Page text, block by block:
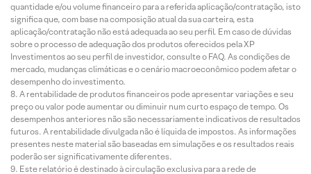
quantidade e/ou volume financeiro para a referida aplicação/contratação, isto
significa que, com base na composição atual da sua carteira, esta
aplicação/contratação não está adequada ao seu perfil. Em caso de dúvidas
sobre o processo de adequação dos produtos oferecidos pela XP
Investimentos ao seu perfil de investidor, consulte o FAQ. As condições de
mercado, mudanças climáticas e o cenário macroeconômico podem afetar o
desempenho do investimento.
A rentabilidade de produtos financeiros pode apresentar variações e seu
preço ou valor pode aumentar ou diminuir num curto espaço de tempo. Os
desempenhos anteriores não são necessariamente indicativos de resultados
futuros. A rentabilidade divulgada não é líquida de impostos. As informações
presentes neste material são baseadas em simulações e os resultados reais
poderão ser significativamente diferentes.
Este relatório é destinado à circulação exclusiva para a rede de